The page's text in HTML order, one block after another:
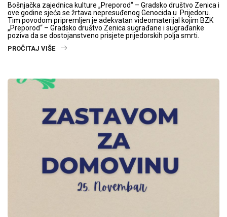
Bošnjačka zajednica kulture „Preporod“ – Gradsko društvo Zenica i
ove godine sjeća se žrtava nepresuđenog Genocida u Prijedoru.
Tim povodom pripremljen je adekvatan videomaterijal kojim BZK
„Preporod“ – Gradsko društvo Zenica sugrađane i sugrađanke
poziva da se dostojanstveno prisjete prijedorskih polja smrti.
PROČITAJ VIŠE